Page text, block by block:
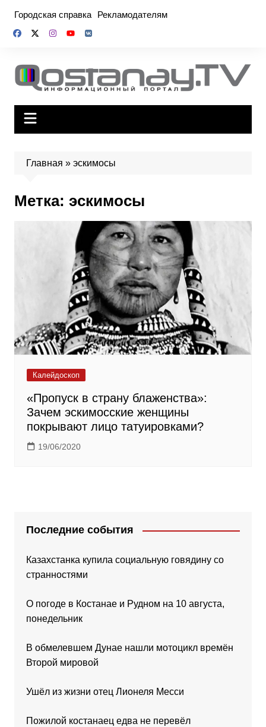
содержимому
Городская справка Рекламодателям
Главная » эскимосы
Метка: эскимосы
Калейдоскоп
«Пропуск в страну блаженства»:
Зачем эскимосские женщины
покрывают лицо татуировками?
19/06/2020
Последние события
Казахстанка купила социальную говядину со
странностями
О погоде в Костанае и Рудном на 10 августа,
понедельник
В обмелевшем Дунае нашли мотоцикл времён
Второй мировой
Ушёл из жизни отец Лионеля Месси
Пожилой костанаец едва не перевёл